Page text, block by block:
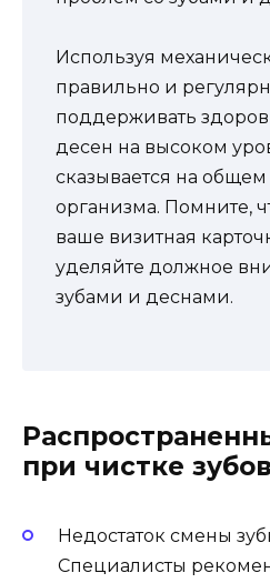
Используя
правильно и
поддерживать
десен на высоком
сказывается на
организма. Помните,
ваше визитная
уделяйте должное
зубами и деснами.
при чистке зубов
Недостаток смены
Специалисты